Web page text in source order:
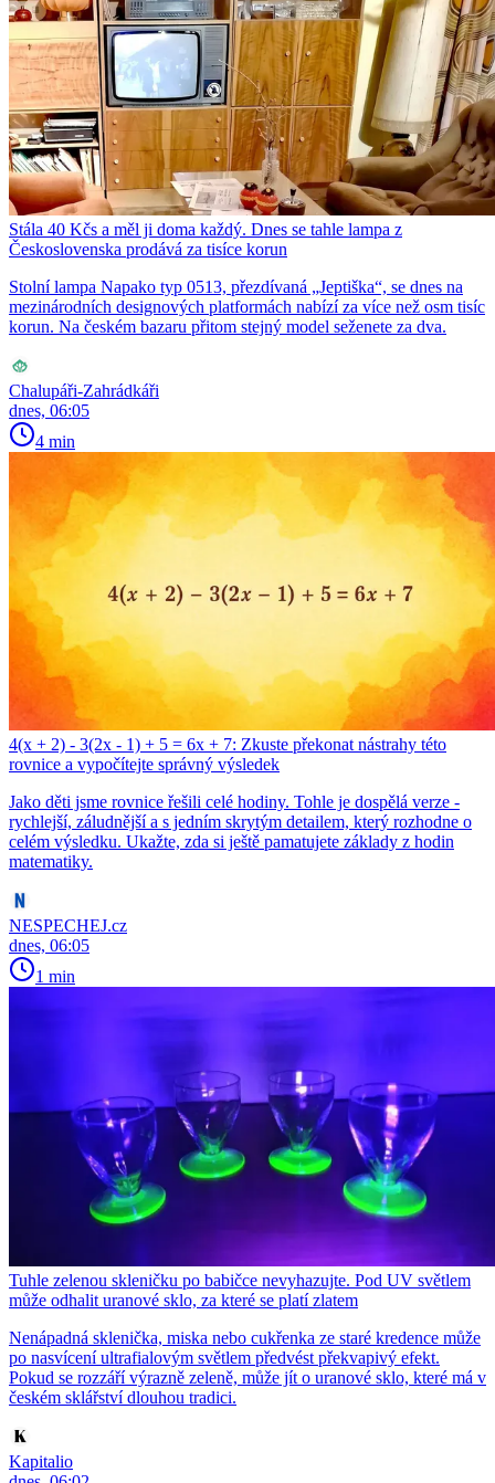
Stála 40 Kčs a měl ji doma každý. Dnes se tahle lampa z
Československa prodává za tisíce korun
Stolní lampa Napako typ 0513, přezdívaná „Jeptiška“, se dnes na
mezinárodních designových platformách nabízí za více než osm tisíc
korun. Na českém bazaru přitom stejný model seženete za dva.
Chalupáři-Zahrádkáři
dnes, 06:05
4 min
4(x + 2) - 3(2x - 1) + 5 = 6x + 7: Zkuste překonat nástrahy této
rovnice a vypočítejte správný výsledek
Jako děti jsme rovnice řešili celé hodiny. Tohle je dospělá verze -
rychlejší, záludnější a s jedním skrytým detailem, který rozhodne o
celém výsledku. Ukažte, zda si ještě pamatujete základy z hodin
matematiky.
NESPECHEJ.cz
dnes, 06:05
1 min
Tuhle zelenou skleničku po babičce nevyhazujte. Pod UV světlem
může odhalit uranové sklo, za které se platí zlatem
Nenápadná sklenička, miska nebo cukřenka ze staré kredence může
po nasvícení ultrafialovým světlem předvést překvapivý efekt.
Pokud se rozzáří výrazně zeleně, může jít o uranové sklo, které má v
českém sklářství dlouhou tradici.
Kapitalio